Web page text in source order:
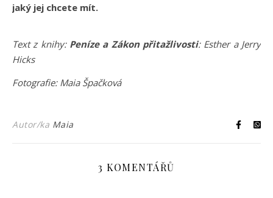
jaký jej chcete mít.
Text z knihy: Peníze a Zákon přitažlivosti: Esther a Jerry
Hicks
Fotografie: Maia Špačková
Autor/ka Maia
3 KOMENTÁŘŮ